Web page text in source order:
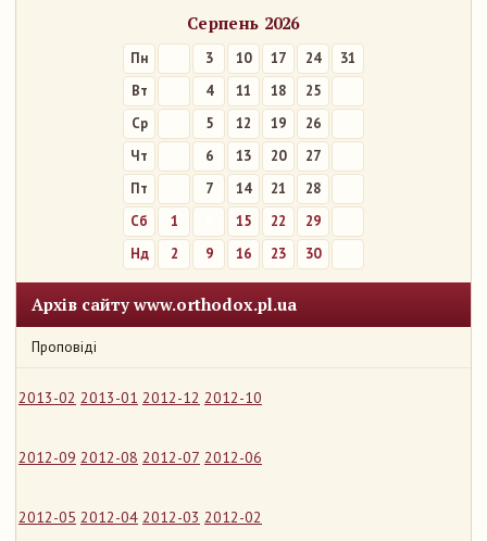
Серпень 2026
Пн 3 10 17 24
31
Вт
4 11 18
25
Ср
5 12 19
26
Чт
6 13 20
27
Пт
7 14 21
28
Сб
1 15 22
29
Нд
2 9 16 23 30
Архів сайту www.orthodox.pl.ua
Проповіді
2013-02 2013-01 2012-12 2012-10
2012-09 2012-08 2012-07 2012-06
2012-05 2012-04 2012-03 2012-02